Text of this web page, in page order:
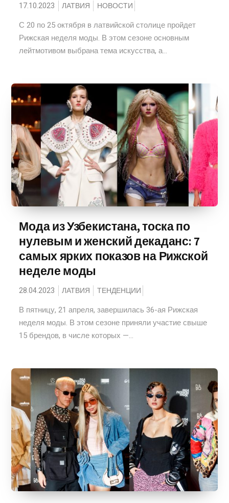
17.10.2023 ЛАТВИЯ НОВОСТИ
С 20 по 25 октября в латвийской столице пройдет
Рижская неделя моды. В этом сезоне основным
лейтмотивом выбрана тема искусства, а...
Мода из Узбекистана, тоска по
нулевым и женский декаданс: 7
самых ярких показов на Рижской
неделе моды
28.04.2023 ЛАТВИЯ ТЕНДЕНЦИИ
В пятницу, 21 апреля, завершилась 36-ая Рижская
неделя моды. В этом сезоне приняли участие свыше
15 брендов, в числе которых —...